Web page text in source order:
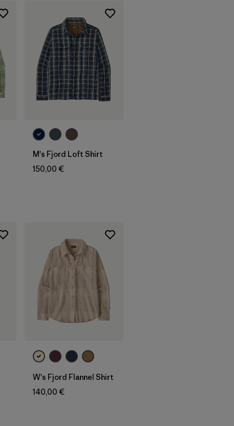
M's Fjord Loft Shirt
150,00 €
W's Fjord Flannel Shirt
140,00 €